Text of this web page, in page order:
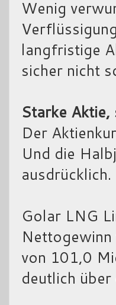
Wenig
langfristige
sicher nicht
Starke
Der
Und die
ausdrücklich.
Golar LNG
von 101,0
deutlich